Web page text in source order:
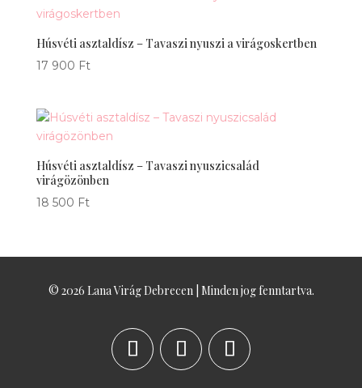
Húsvéti asztaldísz – Tavaszi nyuszi a virágoskertben
17 900 Ft
Húsvéti asztaldísz – Tavaszi nyuszicsalád
virágözönben
18 500 Ft
© 2026 Lana Virág Debrecen | Minden jog fenntartva.